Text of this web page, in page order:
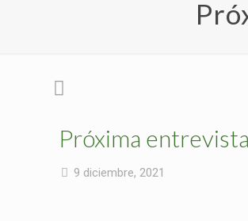
Próxima
9 diciembre, 2021